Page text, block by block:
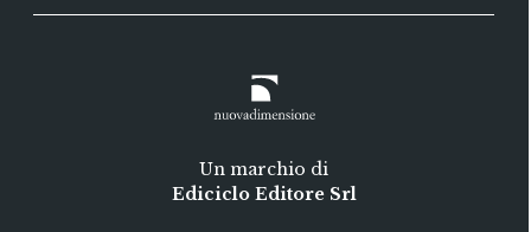
Un marchio di
Ediciclo Editore Srl